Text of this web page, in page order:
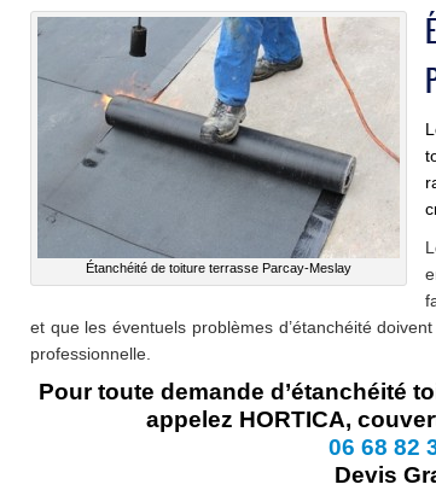
Étanchéité de toiture terrasse Parcay-Meslay
et que les éventuels problèmes d’étanchéitédoivent
professionnelle.
Pour toute demande d’étanchéité
appelez HORTICA,
06 68 82
Devis